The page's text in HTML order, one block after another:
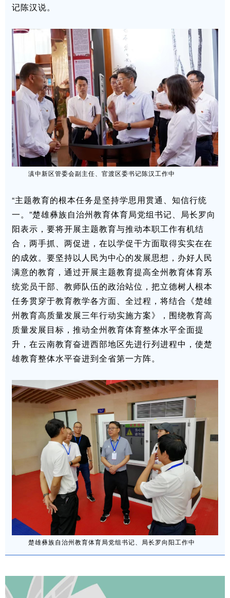
记陈汉说。
滇中新区管委会副主任、官渡区委书记陈汉工作中
“主题教育的根本任务是坚持学思用贯通、知信行统
一。”楚雄彝族自治州教育体育局党组书记、局长罗向
阳表示，要将开展主题教育与推动本职工作有机结
合，两手抓、两促进，在以学促干方面取得实实在在
的成效。要坚持以人民为中心的发展思想，办好人民
满意的教育，通过开展主题教育提高全州教育体育系
统党员干部、教师队伍的政治站位，把立德树人根本
任务贯穿于教育教学各方面、全过程，将结合《楚雄
州教育高质量发展三年行动实施方案》，围绕教育高
质量发展目标，推动全州教育体育整体水平全面提
升，在云南教育奋进西部地区先进行列进程中，使楚
雄教育整体水平奋进到全省第一方阵。
楚雄彝族自治州教育体育局党组书记、局长罗向阳工作中